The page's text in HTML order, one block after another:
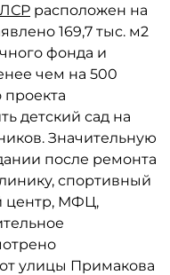
ЛСР расположен на
169,7 тыс. м2
фонда и
чем на 500
проекта
детский сад на
Значительную
после ремонта
спортивный
центр, МФЦ,
улицы Примакова